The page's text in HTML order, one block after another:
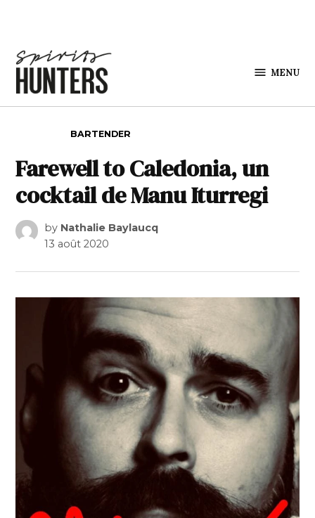
MENU
BARTENDER
Farewell to Caledonia, un
cocktail de Manu Iturregi
by Nathalie Baylaucq
13 août 2020